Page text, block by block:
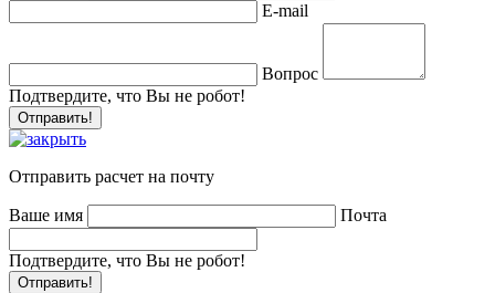
E-mail
Вопрос
Подтвердите, что Вы не робот!
Отправить расчет на почту
Ваше имя Почта
Подтвердите, что Вы не робот!